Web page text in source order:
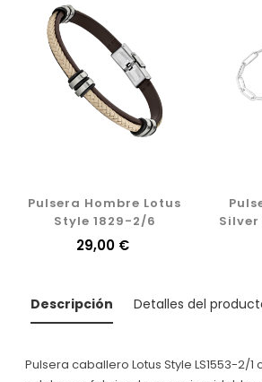
Pulsera Hombre Lotus
Style 1829-2/6
Precio
29,00 €
Silver
Descripción Detalles del
Pulsera caballero Lotus Style LS1553-2/